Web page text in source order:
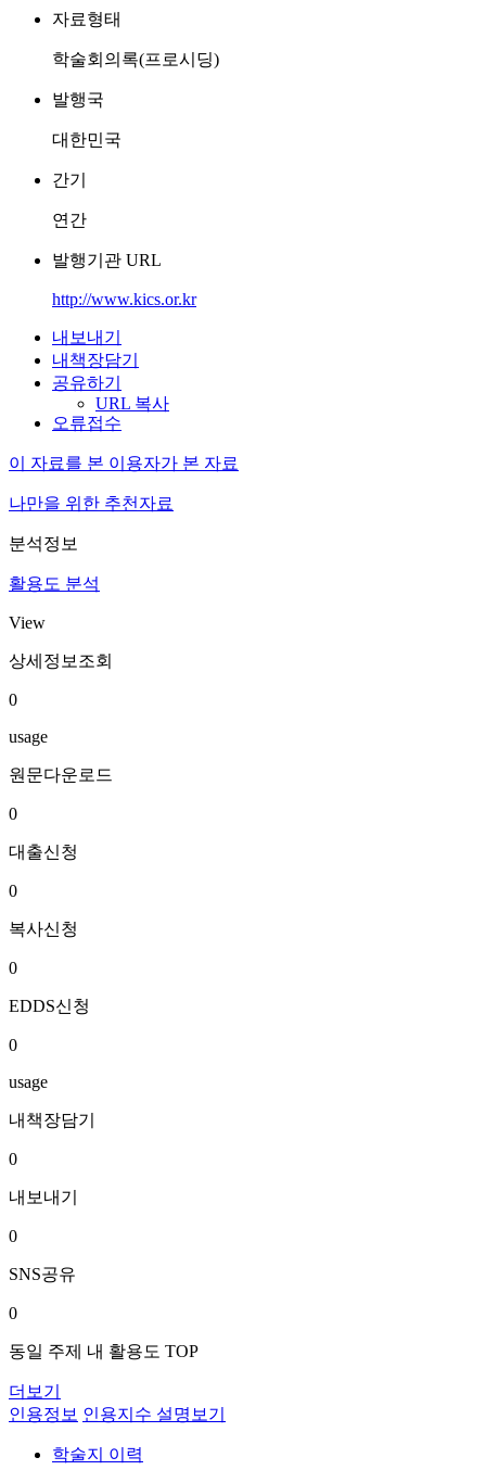
자료형태
학술회의록(프로시딩)
발행국
대한민국
간기
연간
발행기관 URL
http://www.kics.or.kr
내보내기
내책장담기
공유하기
URL 복사
오류접수
이 자료를 본 이용자가 본 자료
나만을 위한 추천자료
분석정보
활용도 분석
View
상세정보조회
0
usage
원문다운로드
0
대출신청
0
복사신청
0
EDDS신청
0
usage
내책장담기
0
내보내기
0
SNS공유
0
동일 주제 내 활용도 TOP
더보기
인용정보 인용지수 설명보기
학술지 이력